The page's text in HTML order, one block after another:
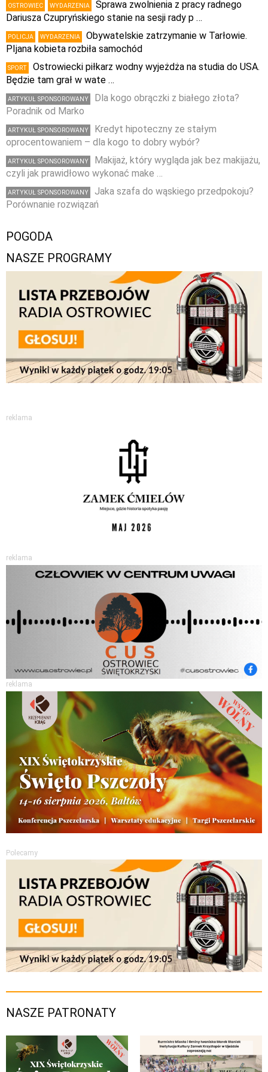
OSTROWIEC WYDARZENIA
Sprawa zwolnienia z pracy radnego
Dariusza Czupryńskiego stanie na sesji rady p …
POLICJA WYDARZENIA
Obywatelskie zatrzymanie w Tarłowie.
PIjana kobieta rozbiła samochód
SPORT
Ostrowiecki piłkarz wodny wyjeżdża na studia do USA.
Będzie tam grał w wate …
ARTYKUŁ SPONSOROWANY
Dla kogo obrączki z białego złota?
Poradnik od Marko
ARTYKUŁ SPONSOROWANY
Kredyt hipoteczny ze stałym
oprocentowaniem – dla kogo to dobry wybór?
ARTYKUŁ SPONSOROWANY
Makijaż, który wygląda jak bez makijażu,
czyli jak prawidłowo wykonać make …
ARTYKUŁ SPONSOROWANY
Jaka szafa do wąskiego przedpokoju?
Porównanie rozwiązań
POGODA
NASZE PROGRAMY
reklama
reklama
reklama
Polecamy
NASZE PATRONATY